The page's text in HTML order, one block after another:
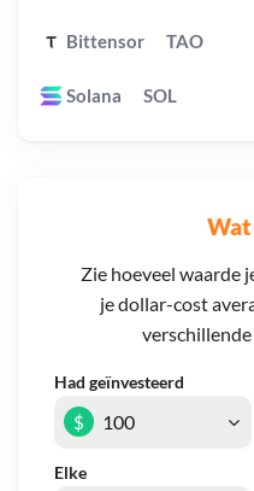
Wat
Zie hoeveel waarde
je dollar-cost
Had geïnvesteerd
Elke
$
Bittensor TAO
Solana SOL